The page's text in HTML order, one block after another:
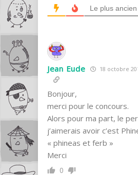
Le plus ancien
Jean Eude 18 octobre
Bonjour,
merci pour le concours.
Alors pour ma part, le
j’aimerais avoir c’est
« phineas et ferb »
Merci
0